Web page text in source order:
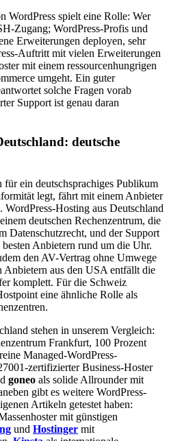
WordPress spielt eine Rolle: Wer
Zugang; WordPress-Profis und
Erweiterungen deployen, sehr
Auftritt mit vielen Erweiterungen
mit einem ressourcenhungrigen
umgeht. Ein guter
solche Fragen vorab
Support ist genau daran
deutsche
ein deutschsprachiges Publikum
legt, fährt mit einem Anbieter
WordPress-Hosting aus Deutschland
deutschen Rechenzentrum, die
Datenschutzrecht, und der Support
Anbietern rund um die Uhr.
den AV-Vertrag ohne Umwege
Anbietern aus den USA entfällt die
komplett. Für die Schweiz
eine ähnliche Rolle als
stehen in unserem Vergleich:
Frankfurt, 100 Prozent
Managed-WordPress-
zertifizierter Business-Hoster
goneo als solide Allrounder mit
gibt es weitere WordPress-
Artikeln getestet haben:
mit günstigen
und Hostinger mit